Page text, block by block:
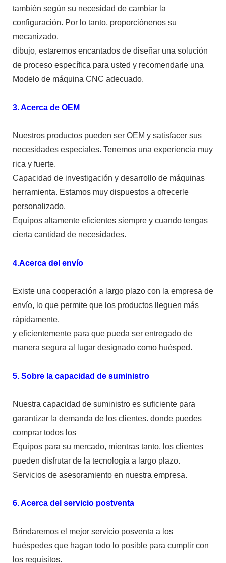
también según su necesidad de cambiar la
configuración. Por lo tanto, proporciónenos su
mecanizado.
dibujo, estaremos encantados de diseñar una solución
de proceso específica para usted y recomendarle una
Modelo de máquina CNC adecuado.
3. Acerca de OEM
Nuestros productos pueden ser OEM y satisfacer sus
necesidades especiales. Tenemos una experiencia muy
rica y fuerte.
Capacidad de investigación y desarrollo de máquinas
herramienta. Estamos muy dispuestos a ofrecerle
personalizado.
Equipos altamente eficientes siempre y cuando tengas
cierta cantidad de necesidades.
4.Acerca del envío
Existe una cooperación a largo plazo con la empresa de
envío, lo que permite que los productos lleguen más
rápidamente.
y eficientemente para que pueda ser entregado de
manera segura al lugar designado como huésped.
5. Sobre la capacidad de suministro
Nuestra capacidad de suministro es suficiente para
garantizar la demanda de los clientes. donde puedes
comprar todos los
Equipos para su mercado, mientras tanto, los clientes
pueden disfrutar de la tecnología a largo plazo.
Servicios de asesoramiento en nuestra empresa.
6. Acerca del servicio postventa
Brindaremos el mejor servicio posventa a los
huéspedes que hagan todo lo posible para cumplir con
los requisitos.